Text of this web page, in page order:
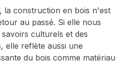
la construction en bois n'est
au passé. Si elle nous
culturels et des
elle reflète aussi une
du bois comme matériau